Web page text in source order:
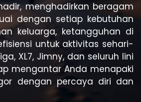
menghadirkan beragam
dengan setiap kebutuhan
keluarga, ketangguhan di
untuk aktivitas sehari-
XL7, Jimny, dan seluruh lini
mengantar Anda menapaki
dengan percaya diri dan